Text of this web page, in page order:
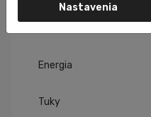
Výživové hodnoty
Energia
Tuky
Nastavenia